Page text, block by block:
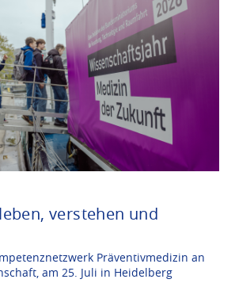
verstehen und
Präventivmedizin an
am 25. Juli in Heidelberg